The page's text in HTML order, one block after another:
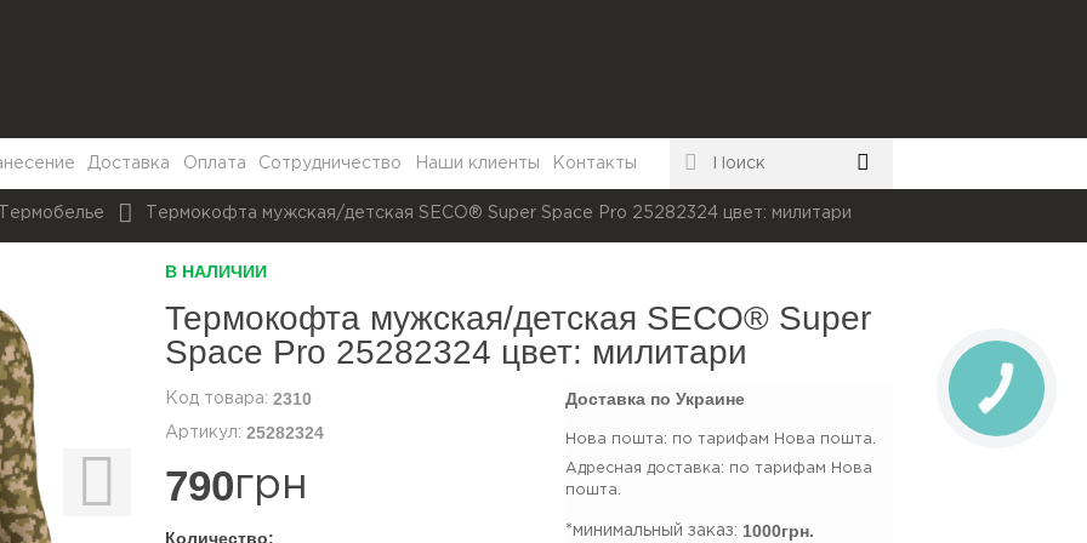
Доставка Оплата Сотрудничество Наши клиенты Контакты
Термобелье Термокофта мужская/детская SECO® Super Space Pro 25282324 цвет: милитари
В НАЛИЧИИ
Термокофта мужская/детская SECO® Super
Space Pro 25282324 цвет: милитари
2310
25282324
790грн
Доставка по Украине
Нова пошта: по тарифам Нова пошта.
Адресная доставка: по тарифам Нова
пошта.
*минимальный заказ: 1000грн.